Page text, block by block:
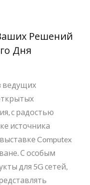
Решений
Дня
ведущих
с радостью
источника
Computex
С особым
для 5G сетей,